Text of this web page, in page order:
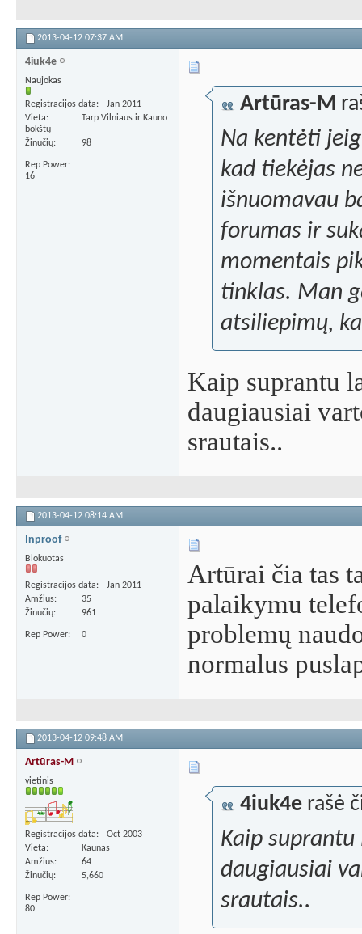
2013-04-12 07:37 AM
4iuk4e
Naujokas
Registracijos data
Jan 2011
Vieta
Tarp Vilniaus ir Kauno
bokštų
Žinučių
98
Rep Power
16
Artūras-M
Na kentėti
kad tiekėjas
išnuomavau
forumas ir
momentais
tinklas. Man
atsiliepimų,
Kaip suprantu
daugiausiai
srautais..
2013-04-12 08:14 AM
Inproof
Blokuotas
Registracijos data
Jan 2011
Amžius
35
Žinučių
961
Rep Power 0
Artūrai čia tas
palaikymu
problemų
normalus
2013-04-12 09:48 AM
Artūras-M
vietinis
Registracijos data
Oct 2003
Vieta
Kaunas
Amžius
64
Žinučių
5,660
Rep Power
80
4iuk4e rašė
Kaip
daugiausiai
srautais..